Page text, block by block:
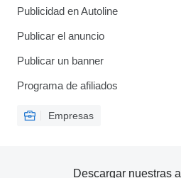
Publicidad en Autoline
Publicar el anuncio
Publicar un banner
Programa de afiliados
Empresas
Descargar nuestras